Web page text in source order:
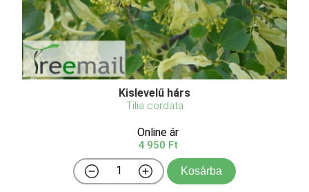
Kislevelű hárs
Tilia cordata
Online ár
4 950 Ft
Kosárba